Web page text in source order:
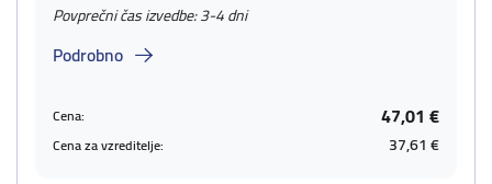
Povprečni čas izvedbe: 3-4 dni
Podrobno
Cena: 47,01 €
Cena za vzreditelje: 37,61 €